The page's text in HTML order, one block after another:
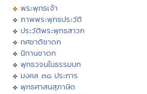
พระพุทธเจ้า
ภาพพระพุทธประวัติ
ประวัติพระพุทธสาวก
ทศชาติชาดก
นิทานชาดก
พุทธวจนในธรรมบท
มงคล ๓๘ ประการ
พุทธศาสนสุภาษิต